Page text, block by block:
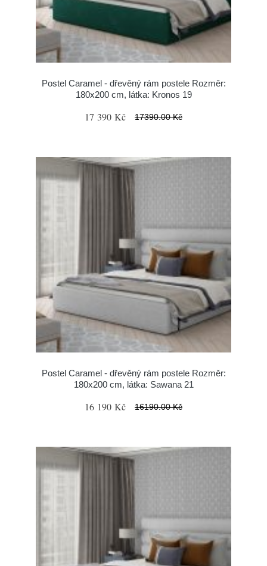
Postel Caramel - dřevěný rám postele Rozměr:
180x200 cm, látka: Kronos 19
17 390 Kč 17390.00 Kč
Postel Caramel - dřevěný rám postele Rozměr:
180x200 cm, látka: Sawana 21
16 190 Kč 16190.00 Kč